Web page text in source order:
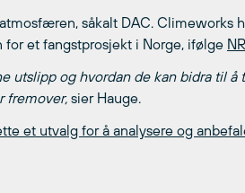
såkalt DAC. Climeworks
et fangstprosjekt i Norge, ifølge
utslipp og hvordan de kan bidra til å
fremover, sier Hauge.
et utvalg for å analysere og